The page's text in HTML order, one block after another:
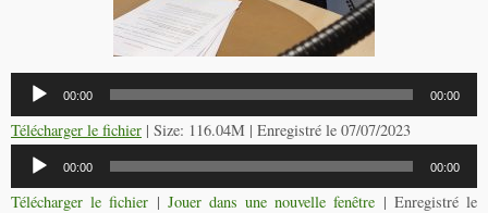
Lecteur
audio
00:00 00:00
Télécharger le fichier | Size: 116.04M | Enregistré le 07/07/2023
Lecteur
audio
00:00 00:00
Télécharger le fichier | Jouer dans une nouvelle fenêtre | Enregistré le